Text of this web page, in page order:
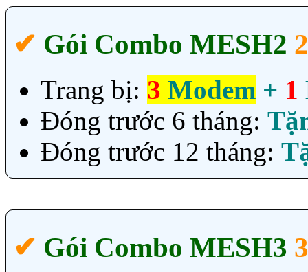
✔‎ Gói Combo MESH2
Trang bị: 3 Modem + 1
Đóng trước 6 tháng:
Đóng trước 12 tháng:
✔‎ Gói Combo MESH3